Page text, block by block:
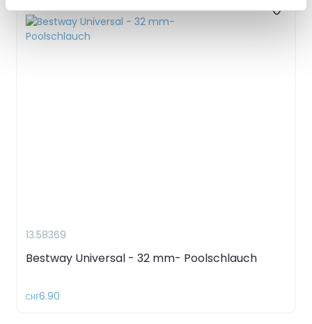
13.58369
Bestway Universal - 32 mm- Poolschlauch
CHF6.90